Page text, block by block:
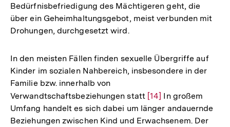
Fußnote
Bedürfnisbefriedigung des Mächtigeren geht, die
über ein Geheimhaltungsgebot, meist verbunden mit
Drohungen, durchgesetzt wird.
In den meisten Fällen finden sexuelle Übergriffe auf
Kinder im sozialen Nahbereich, insbesondere in der
Familie bzw. innerhalb von
Verwandtschaftsbeziehungen statt Zur
Auflösung
der
[14] In großem
Umfang handelt es sich dabei um länger andauernde
Beziehungen zwischen Kind und Erwachsenem. Der